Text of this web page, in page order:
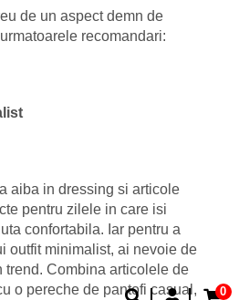
0
de un aspect demn de
recomandari:
aiba in dressing si articole
pentru zilele in care isi
confortabila. Iar pentru a
outfit minimalist, ai nevoie de
trend. Combina articolele de
o pereche de pantofi casual,